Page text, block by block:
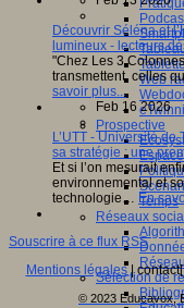
Web
Prospective
Temps
Réseaux
Sélection de
Découvrir Séléna et
lumineux - lecteurs
"Chez Les 3
transmettent, celles
savoir plus...
Feb 16 2026
L’UTT - Université
sa stratégie : une
Et si l’on mesurait
environnemental et
technologie… En
Souscrire à ce flux RSS
Mentions légales|
© 2023 Educavox,